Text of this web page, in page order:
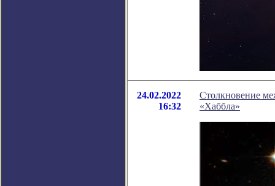
24.02.2022
16:32
Столкновение
«Хаббла»